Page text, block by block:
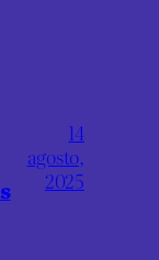
14
agosto,
2025